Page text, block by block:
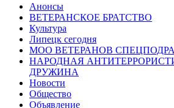
Анонсы
ВЕТЕРАНСКОЕ БРАТСТВО
Культура
Липецк сегодня
МОО ВЕТЕРАНОВ
НАРОДНАЯ
ДРУЖИНА
Новости
Общество
Объявление